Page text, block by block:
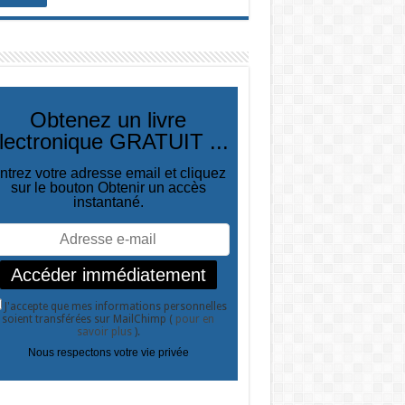
Obtenez un livre
GRATUIT ...
votre adresse email et cliquez
sur le bouton Obtenir un accès
instantané.
J'accepte que mes informations personnelles
soient transférées sur MailChimp ( pour en
savoir plus ).
Nous respectons votre vie privée